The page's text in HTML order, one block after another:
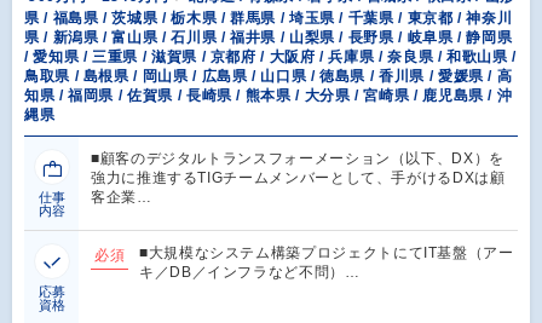
県 / 福島県 / 茨城県 / 栃木県 / 群馬県 / 埼玉県 / 千葉県 / 東京都 / 神奈川
県 / 新潟県 / 富山県 / 石川県 / 福井県 / 山梨県 / 長野県 / 岐阜県 / 静岡県
/ 愛知県 / 三重県 / 滋賀県 / 京都府 / 大阪府 / 兵庫県 / 奈良県 / 和歌山県 /
鳥取県 / 島根県 / 岡山県 / 広島県 / 山口県 / 徳島県 / 香川県 / 愛媛県 / 高
知県 / 福岡県 / 佐賀県 / 長崎県 / 熊本県 / 大分県 / 宮崎県 / 鹿児島県 / 沖
縄県
仕事
内容
■顧客のデジタルトランスフォーメーション（以下、DX）を
強力に推進するTIGチームメンバーとして、手がけるDXは顧
客企業…
応募
資格
必須
■大規模なシステム構築プロジェクトにてIT基盤（アー
キ／DB／インフラなど不問）…